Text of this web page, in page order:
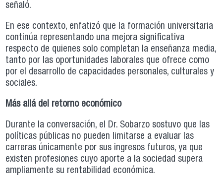
señaló.
En ese contexto, enfatizó que la formación universitaria
continúa representando una mejora significativa
respecto de quienes solo completan la enseñanza media,
tanto por las oportunidades laborales que ofrece como
por el desarrollo de capacidades personales, culturales y
sociales.
Más allá del retorno económico
Durante la conversación, el Dr. Sobarzo sostuvo que las
políticas públicas no pueden limitarse a evaluar las
carreras únicamente por sus ingresos futuros, ya que
existen profesiones cuyo aporte a la sociedad supera
ampliamente su rentabilidad económica.